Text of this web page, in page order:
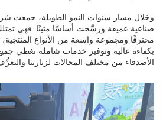
وخلال مسار سنوات النمو الطويلة، جمعت
صناعية عميقة ورسَّخت أساسًا متينًا. فهي
محترفًا ومجموعة واسعة من الأنواع المنتجية،
بكفاءة عالية وتوفير خدمات شاملة تغطي
الأصدقاء من مختلف المجالات لزيارتنا والتعرُّف